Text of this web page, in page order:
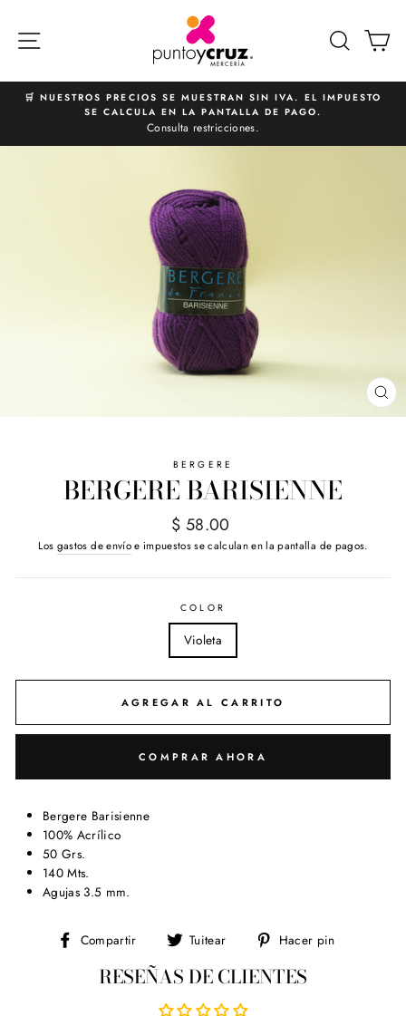
directamente
diapositivas
🛒 NUESTROS PRECIOS SE MUESTRAN SIN IVA. EL IMPUESTO
SE CALCULA EN LA PANTALLA DE PAGO.
Consulta restricciones.
BERGERE
BERGERE BARISIENNE
Precio
habitual
$ 58.00
Los gastos de envíoe impuestos se calculan en la pantalla de pagos.
COLOR
Violeta
AGREGAR AL CARRITO
COMPRAR AHORA
Bergere Barisienne
100% Acrílico
50 Grs.
140 Mts.
Agujas 3.5 mm.
Compartir
Compartir
Facebook
Tuitear
Tuitear
Twitter
Hacer pin
RESEÑAS DE CLIENTES